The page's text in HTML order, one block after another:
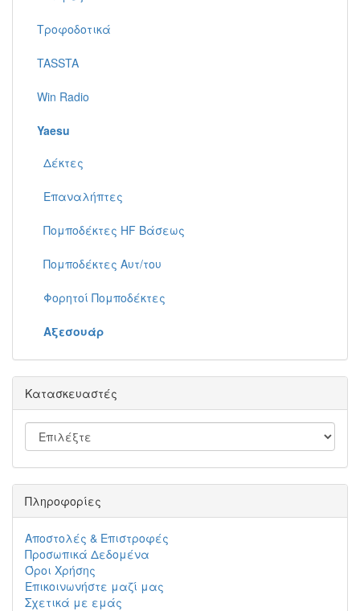
Τροφοδοτικά
TASSTA
Win Radio
Yaesu
Δέκτες
Επαναλήπτες
Πομποδέκτες HF Βάσεως
Πομποδέκτες Αυτ/του
Φορητοί Πομποδέκτες
Αξεσουάρ
Κατασκευαστές
Πληροφορίες
Αποστολές & Επιστροφές
Προσωπικά Δεδομένα
Όροι Χρήσης
Επικοινωνήστε μαζί μας
Σχετικά με εμάς